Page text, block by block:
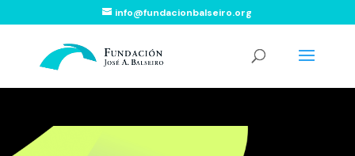
info@fundacionbalseiro.org